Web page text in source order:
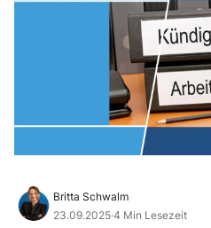
Britta Schwalm
23.09.2025·4 Min Lesezeit